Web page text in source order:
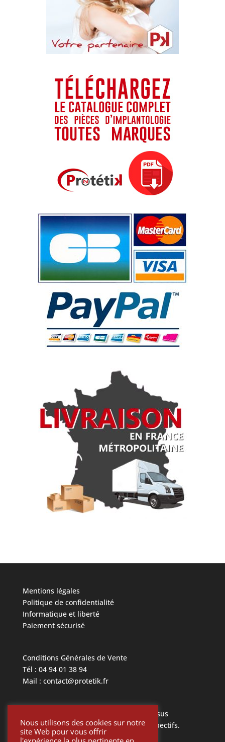
Mentions légales
Politique de confidentialité
Informatique et liberté
Paiement sécurisé
Conditions Générales de Vente
Tél : 04 94 01 38 94
Mail : contact@protetik.fr
Toutes les marques mentionnées ci dessus
appartiennent à leurs propriétaires respectifs.
Nous utilisons des cookies sur notre
site Web pour vous offrir